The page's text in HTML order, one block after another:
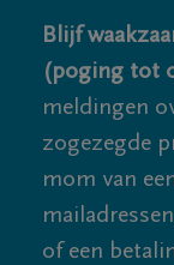
Blijf
(poging tot
meldingen
zogezegde
mom van
of een